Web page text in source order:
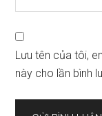
Lưu tên của tôi,
này cho lần bình